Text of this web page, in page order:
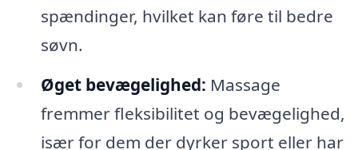
spændinger, hvilket kan føre til bedre
søvn.
Øget bevægelighed: Massage
fremmer fleksibilitet og bevægelighed,
især for dem der dyrker sport eller har